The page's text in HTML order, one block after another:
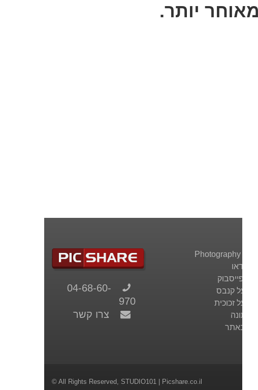
יותר.
04-68-60-
970
צרו קשר
וידאו
בפייסבוק
על קנבס
על זכוכית
חתונה
באתר
© All Rights Reserved, STUDIO101 | Picshare.co.il